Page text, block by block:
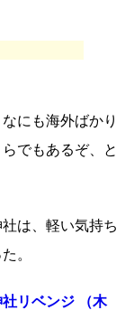
にも海外ばかり
でもあるぞ、と
は、軽い気持ち
。
リベンジ （木